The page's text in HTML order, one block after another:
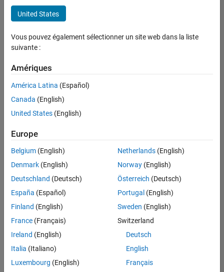
FILTRER PAR
Infrastructure et architecture
Gestion des programmes
Ingénierie de la qualité
Actuellement,
aucune
offre
d'emploi
correspondant
à vos
critères
de
recherche.
Vous
pouvez
élargir
votre
recherche
ou
afficher
l’ensemble
United States
Vous pouvez également sélectionner un site web dans la liste
suivante :
Amériques
América Latina (Español)
Canada (English)
United States (English)
Europe
Belgium (English)
Denmark (English)
Deutschland (Deutsch)
España (Español)
Finland (English)
France (Français)
Ireland (English)
Italia (Italiano)
Luxembourg (English)
Netherlands(English)
Norway(English)
Österreich (Deutsch)
Portugal (English)
Sweden (English)
Switzerland
Deutsch
English
Français